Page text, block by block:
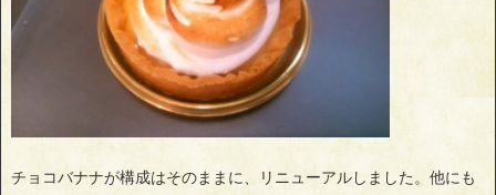
チョコバナナが構成はそのままに、リニューアルしました。他にも